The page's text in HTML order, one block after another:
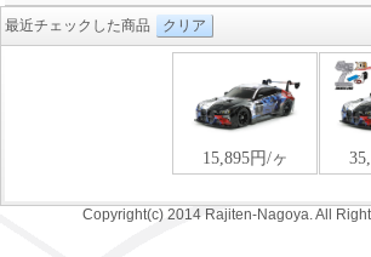
最近チェックした商品 クリア
Copyright(c) 2014 Rajiten-Nagoya. All